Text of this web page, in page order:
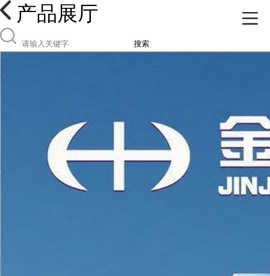
产品展厅
搜索